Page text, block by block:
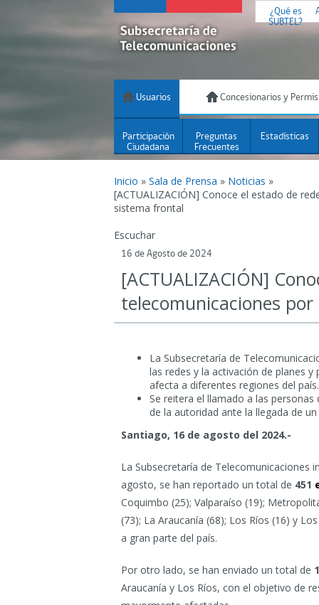
¿Qué es
SUBTEL?
Usuarios Concesionarios y
Participación
Ciudadana
Preguntas
Frecuentes
Estadísticas
Inicio » Sala de Prensa » Noticias »
[ACTUALIZACIÓN] Conoce el estado de
sistema frontal
Escuchar
16 de Agosto de 2024
[ACTUALIZACIÓN]
telecomunicaciones
La Subsecretaría de
las redes y la activación de planes
afecta a diferentes regiones del país.
Se reitera el llamado a las
de la autoridad ante la llegada de
Santiago, 16 de agosto del 2024.-
La Subsecretaría de Telecomunicaciones
agosto, se han reportado un total de 451
Coquimbo (25); Valparaíso (19);
(73); La Araucanía (68); Los Ríos (16) y
a gran parte del país.
Por otro lado, se han enviado un total de
Araucanía y Los Ríos, con el objetivo de